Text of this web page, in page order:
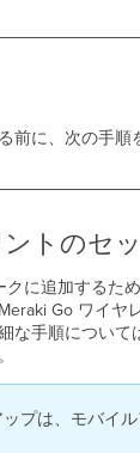
前に、次の手順
トのセ
クに追加するた
Go ワイヤ
な手順について
プは、モバイ